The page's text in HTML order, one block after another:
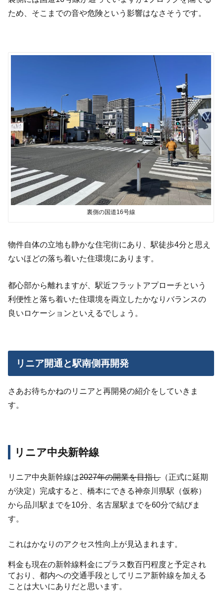
ため、そこまでの音や危険という影響はなさそうです。
裏側の国道16号線
物件自体の立地も静かな住宅街にあり、駅徒歩4分と思え
ないほどの落ち着いた住環境にあります。
都心部から離れますが、駅近フラットアプローチという
利便性と落ち着いた住環境を両立したかなりバランスの
良いロケーションといえるでしょう。
リニア開通と駅南側再開発
さあお待ちかねのリニアと再開発の紹介をしていきま
す。
リニア中央新幹線
リニア中央新幹線は2027年の開業を目指し（正式に延期
が決定）完成すると、橋本にできる神奈川県駅（仮称）
から品川駅までを10分、名古屋駅までを60分で結びま
す。
これはかなりのアクセス性向上が見込まれます。
料金も現在の新幹線料金にプラス数百円程度と予定され
ており、都内への交通手段としてリニア新幹線を加える
ことは大いにありだと思います。